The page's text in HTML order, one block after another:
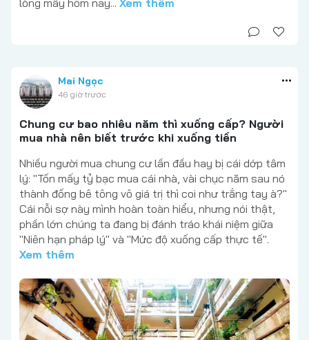
lòng mấy hôm nay... Xem thêm
Mai Ngọc
46 giờ trước
Chung cư bao nhiêu năm thì xuống cấp? Người
mua nhà nên biết trước khi xuống tiền
Nhiều người mua chung cư lần đầu hay bị cái dớp tâm
lý: "Tốn mấy tỷ bạc mua cái nhà, vài chục năm sau nó
thành đống bê tông vô giá trị thì coi như trắng tay à?"
Cái nỗi sợ này mình hoàn toàn hiểu, nhưng nói thật,
phần lớn chúng ta đang bị đánh tráo khái niệm giữa
"Niên hạn pháp lý" và "Mức độ xuống cấp thực tế".
Xem thêm